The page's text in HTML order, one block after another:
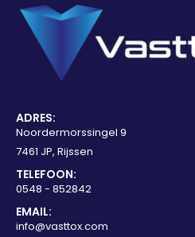
ADRES:
Noordermorssingel 9
7461 JP, Rijssen
TELEFOON:
0548 - 852842
EMAIL:
info@vasttox.com